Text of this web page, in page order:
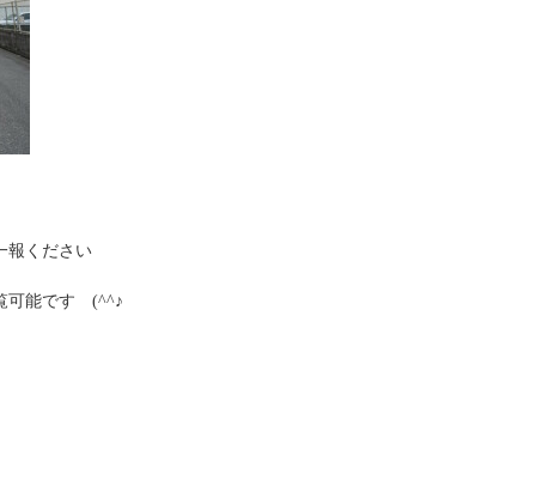
報ください
可能です (^^♪